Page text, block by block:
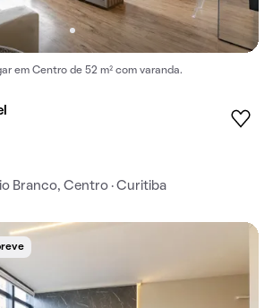
em Centro de 52 m² com varanda.
Branco, Centro · Curitiba